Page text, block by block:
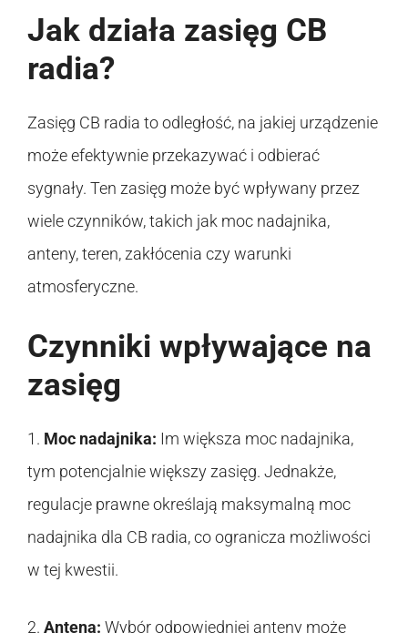
Jak działa zasięg CB
radia?
Zasięg CB radia to odległość, na jakiej urządzenie
może efektywnie przekazywać i odbierać
sygnały. Ten zasięg może być wpływany przez
wiele czynników, takich jak moc nadajnika,
anteny, teren, zakłócenia czy warunki
atmosferyczne.
Czynniki wpływające na
zasięg
1. Moc nadajnika: Im większa moc nadajnika,
tym potencjalnie większy zasięg. Jednakże,
regulacje prawne określają maksymalną moc
nadajnika dla CB radia, co ogranicza możliwości
w tej kwestii.
2. Antena: Wybór odpowiedniej anteny może